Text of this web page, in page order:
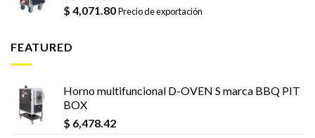
$ 4,071.80Precio de exportación
FEATURED
Horno multifuncional D-OVEN S marca BBQ PIT
BOX
$ 6,478.42